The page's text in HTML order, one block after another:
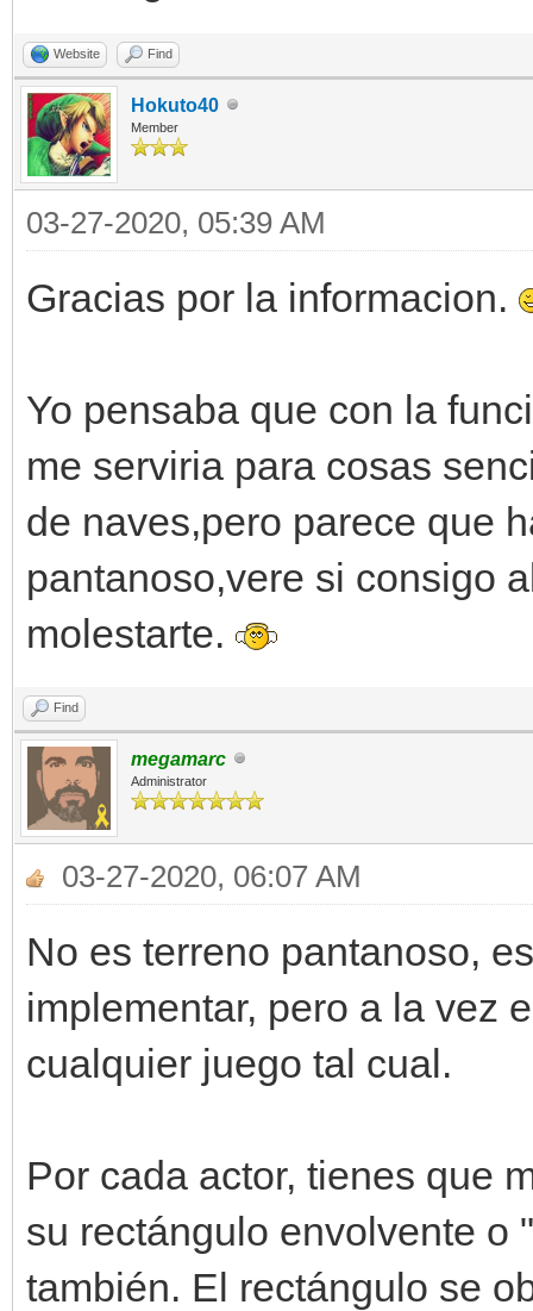
Website Find
Hokuto40
Member
03-27-2020, 05:39 AM
Gracias por la informacion.
Yo pensaba que con la
me serviria para cosas
de naves,pero parece que
pantanoso,vere si consigo
molestarte.
Find
megamarc
Administrator
03-27-2020, 06:07 AM
No es terreno pantanoso,
implementar, pero a la vez
cualquier juego tal cual.
Por cada actor, tienes que
su rectángulo envolvente o "
también. El rectángulo se